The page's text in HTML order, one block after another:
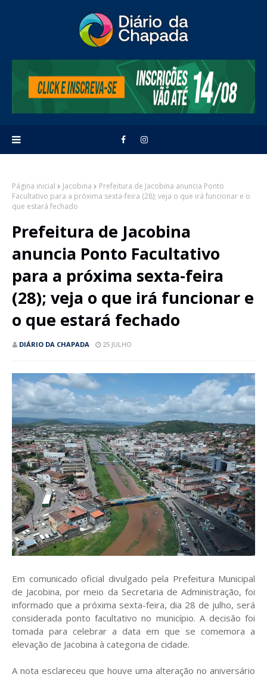
Página inicial Jacobina
Prefeitura de Jacobina anuncia Ponto
Facultativo para a próxima sexta-feira (28); veja o que irá funcionar e o
que estará fechado
Prefeitura de Jacobina
anuncia Ponto Facultativo
para a próxima sexta-feira
(28); veja o que irá funcionar e
o que estará fechado
DIÁRIO DA CHAPADA 25 JULHO
Em comunicado oficial divulgado pela Prefeitura Municipal
de Jacobina, por meio da Secretaria de Administração, foi
informado que a próxima sexta-feira, dia 28 de julho, será
considerada ponto facultativo no município. A decisão foi
tomada para celebrar a data em que se comemora a
elevação de Jacobina à categoria de cidade.
A nota esclareceu que houve uma alteração no aniversário